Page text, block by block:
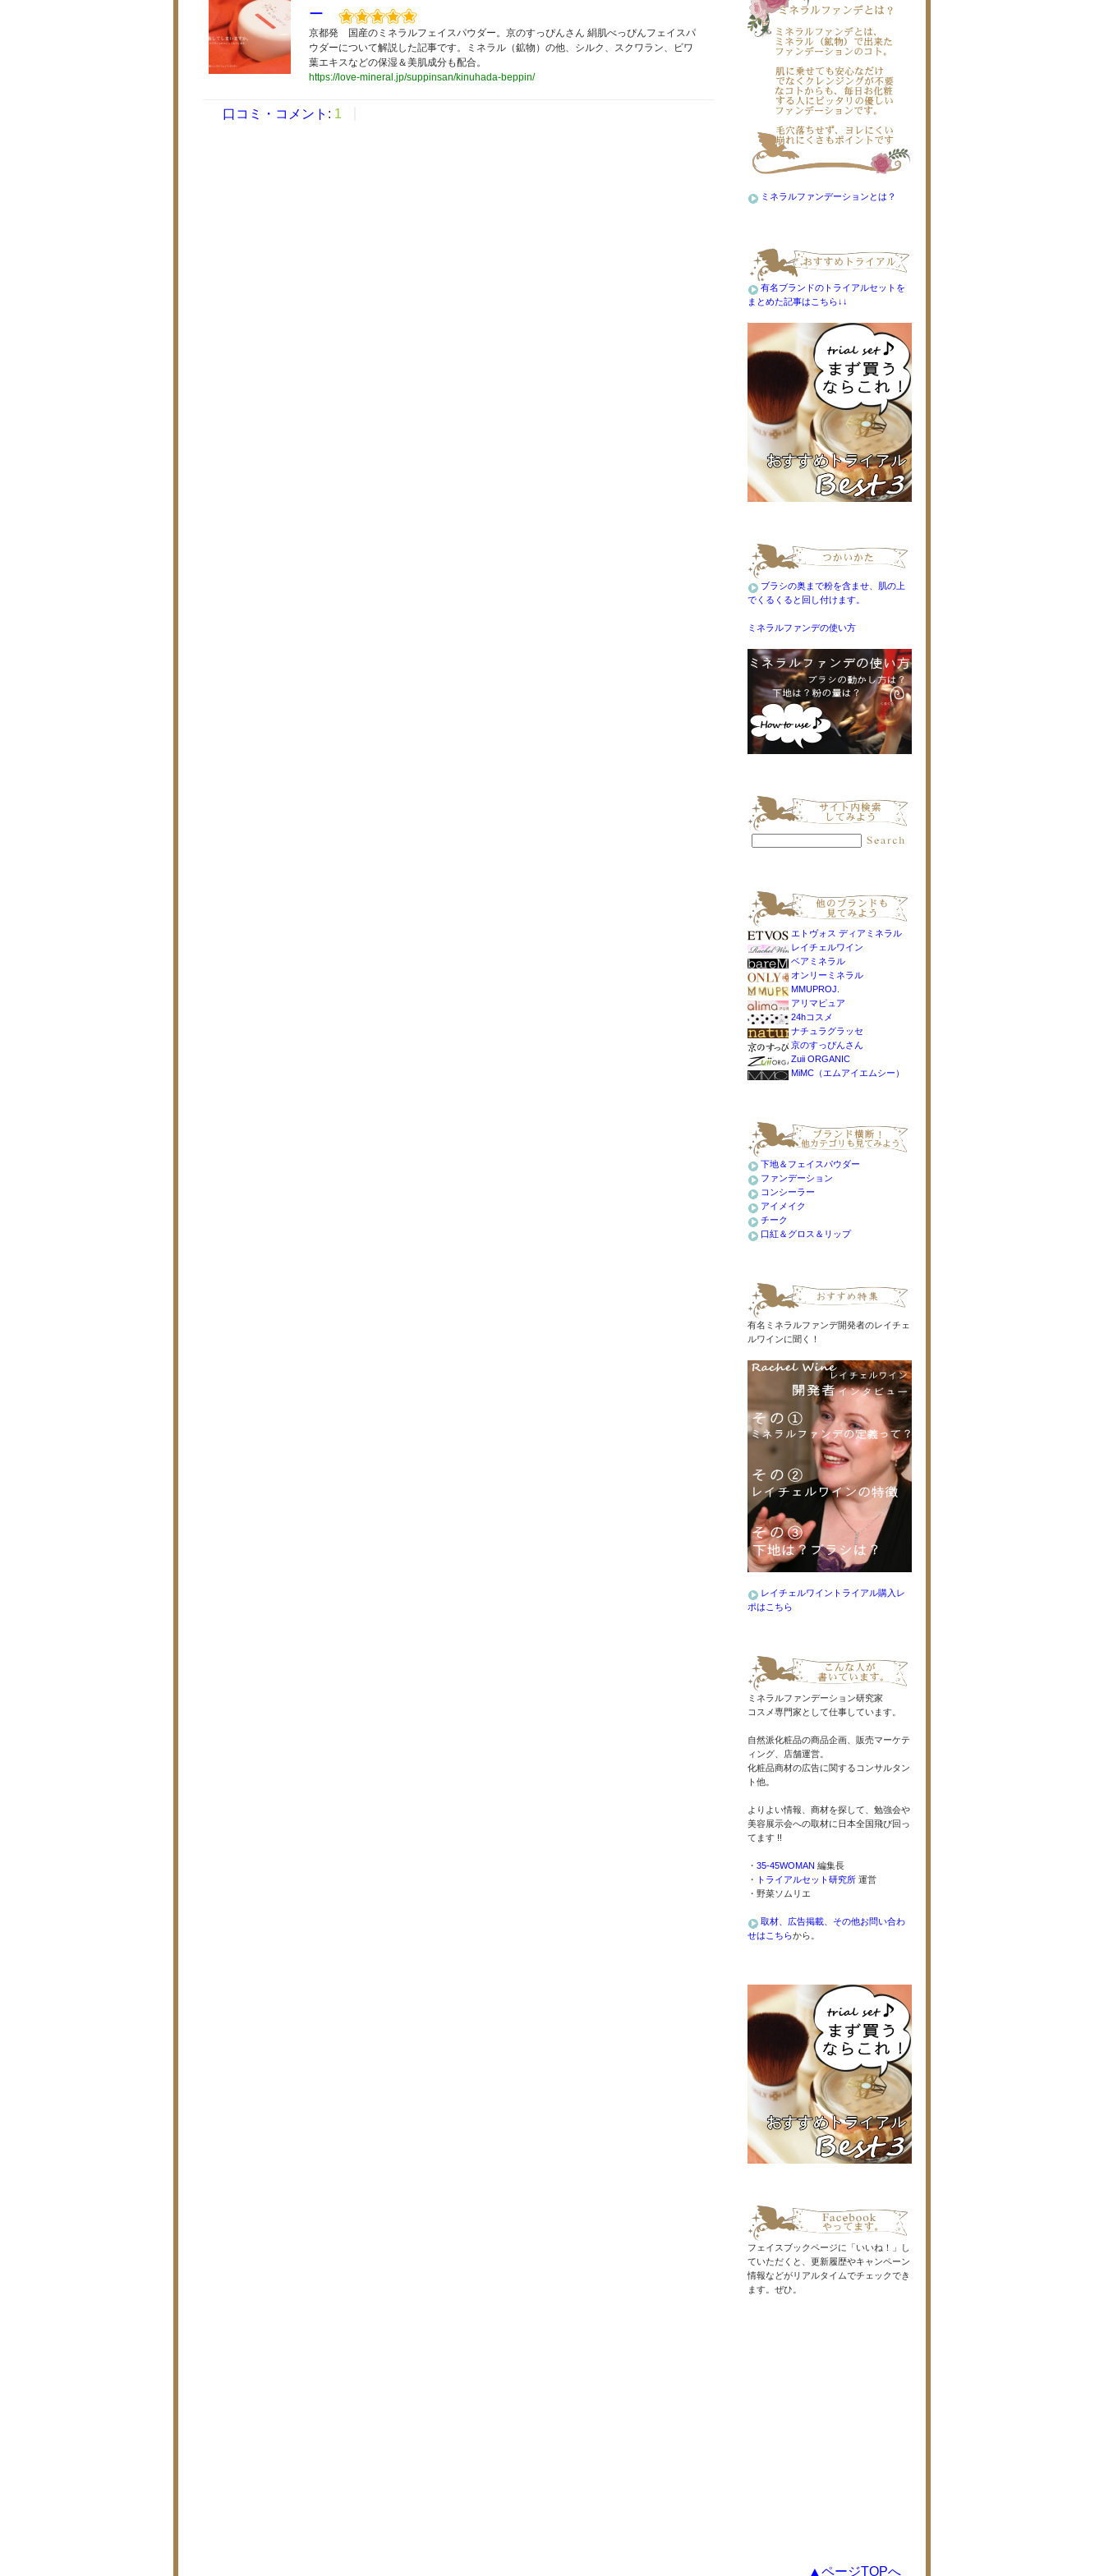
ー
京都発 国産のミネラルフェイスパウダー。京のすっぴんさん 絹肌べっぴんフェイスパ
ウダーについて解説した記事です。ミネラル（鉱物）の他、シルク、スクワラン、ビワ
葉エキスなどの保湿＆美肌成分も配合。
https://love-mineral.jp/suppinsan/kinuhada-beppin/
口コミ・コメント : 1
ミネラルファンデーションとは？
有名ブランドのトライアルセットを
まとめた記事はこちら↓↓
ブラシの奥まで粉を含ませ、肌の上
でくるくると回し付けます。
ミネラルファンデの使い方
エトヴォス ディアミネラル
レイチェルワイン
ベアミネラル
オンリーミネラル
MMUPROJ.
アリマピュア
24hコスメ
ナチュラグラッセ
京のすっぴんさん
Zuii ORGANIC
MiMC（エムアイエムシー）
下地＆フェイスパウダー
ファンデーション
コンシーラー
アイメイク
チーク
口紅＆グロス＆リップ
有名ミネラルファンデ開発者のレイチェ
ルワインに聞く！
レイチェルワイントライアル購入レ
ポはこちら
ミネラルファンデーション研究家
コスメ専門家として仕事しています。
自然派化粧品の商品企画、販売マーケテ
ィング、店舗運営。
化粧品商材の広告に関するコンサルタン
ト他。
よりよい情報、商材を探して、勉強会や
美容展示会への取材に日本全国飛び回っ
てます !!
・ 35-45WOMAN 編集長
・
トライアルセット研究所 運営
・野菜ソムリエ
取材、広告掲載、その他お問い合わ
せはこちらから。
フェイスブックページに「いいね！」し
ていただくと、更新履歴やキャンペーン
情報などがリアルタイムでチェックでき
ます。ぜひ。
▲ページTOPへ